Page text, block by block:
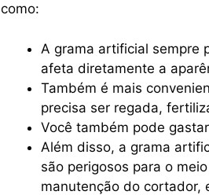
como:
A grama artificial sempre
afeta diretamente a
Também é mais
precisa ser regada,
Você também pode
Além disso, a grama
são perigosos para o
manutenção do cortador,